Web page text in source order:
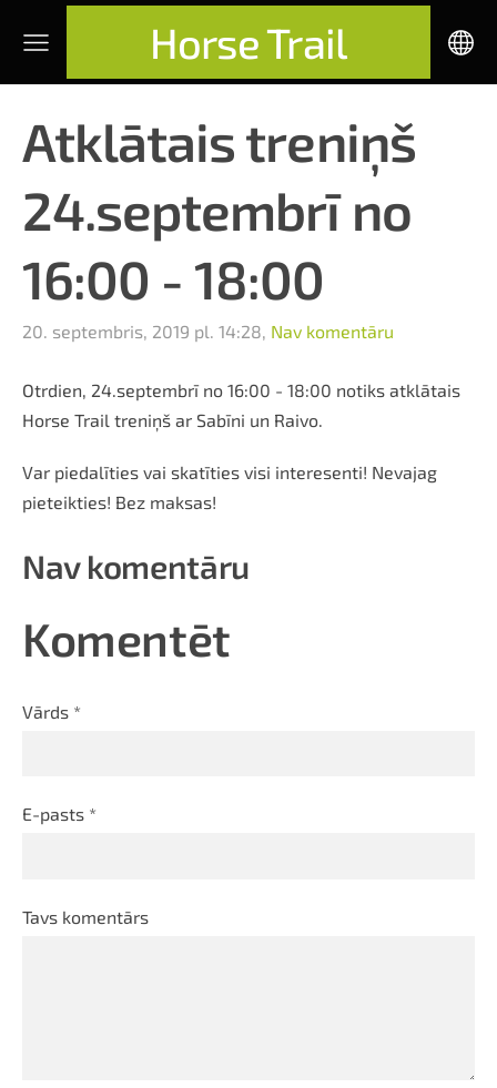
Horse Trail
Atklātais treniņš
24.septembrī no
16:00 - 18:00
20. septembris, 2019 pl. 14:28, Nav komentāru
Otrdien, 24.septembrī no 16:00 - 18:00 notiks atklātais
Horse Trail treniņš ar Sabīni un Raivo.
Var piedalīties vai skatīties visi interesenti! Nevajag
pieteikties! Bez maksas!
Nav komentāru
Komentēt
Vārds *
E-pasts *
Tavs komentārs